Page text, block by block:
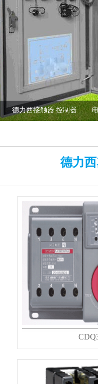
德力西接触器|控制器
德力